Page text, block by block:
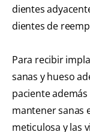
dientes
dientes de
Para recibir
sanas y hueso
paciente
mantener sanas
meticulosa y las